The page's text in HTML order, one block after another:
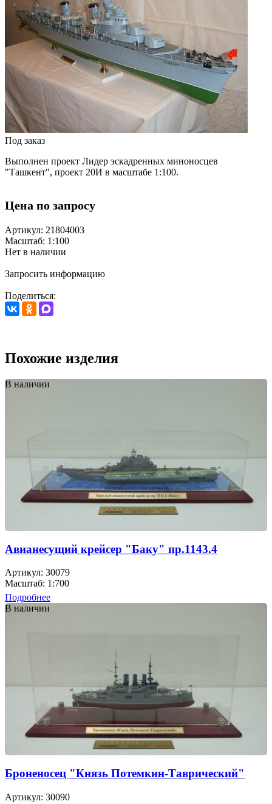
Под заказ
Выполнен проект Лидер эскадренных миноносцев
"Ташкент", проект 20И в масштабе 1:100.
Цена по запросу
Артикул: 21804003
Масштаб: 1:100
Нет в наличии
Запросить информацию
Поделиться:
Похожие изделия
В наличии
Авианесущий крейсер "Баку" пр.1143.4
Артикул: 30079
Масштаб: 1:700
Подробнее
В наличии
Броненосец "Князь Потемкин-Таврический"
Артикул: 30090